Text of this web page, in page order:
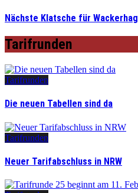
Nächste Klatsche für
Tarifrunden
Tarifrunden
Die neuen Tabellen sind da
Tarifrunden
Neuer Tarifabschluss in NRW